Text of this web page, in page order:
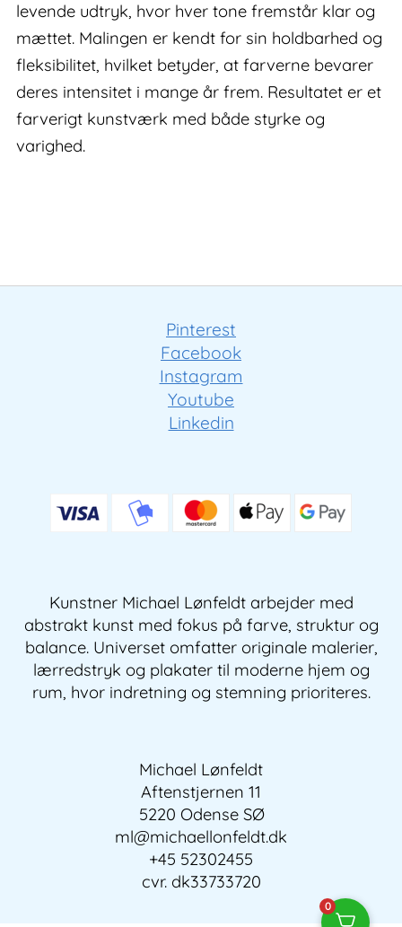
levende udtryk, hvor hver tone fremstår klar og
mættet. Malingen er kendt for sin holdbarhed og
fleksibilitet, hvilket betyder, at farverne bevarer
deres intensitet i mange år frem. Resultatet er et
farverigt kunstværk med både styrke og
varighed.
Pinterest
Facebook
Instagram
Youtube
Linkedin
Kunstner Michael Lønfeldt arbejder med
abstrakt kunst med fokus på farve, struktur og
balance. Universet omfatter originale malerier,
lærredstryk og plakater til moderne hjem og
rum, hvor indretning og stemning prioriteres.
Michael Lønfeldt
Aftenstjernen 11
5220 Odense SØ
ml@michaellonfeldt.dk
+45 52302455
cvr. dk33733720
0